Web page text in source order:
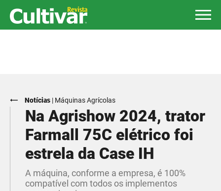
Notícias | Máquinas Agrícolas
Na Agrishow 2024, trator
Farmall 75C elétrico foi
estrela da Case IH
A máquina, conforme a empresa, é 100%
compatível com todos os implementos